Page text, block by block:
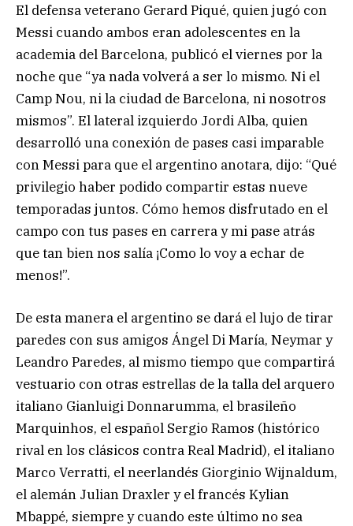
El defensa veterano Gerard Piqué, quien jugó con
Messi cuando ambos eran adolescentes en la
academia del Barcelona, publicó el viernes por la
noche que “ya nada volverá a ser lo mismo. Ni el
Camp Nou, ni la ciudad de Barcelona, ni nosotros
mismos”. El lateral izquierdo Jordi Alba, quien
desarrolló una conexión de pases casi imparable
con Messi para que el argentino anotara, dijo: “Qué
privilegio haber podido compartir estas nueve
temporadas juntos. Cómo hemos disfrutado en el
campo con tus pases en carrera y mi pase atrás
que tan bien nos salía ¡Como lo voy a echar de
menos!”.
De esta manera el argentino se dará el lujo de tirar
paredes con sus amigos Ángel Di María, Neymar y
Leandro Paredes, al mismo tiempo que compartirá
vestuario con otras estrellas de la talla del arquero
italiano Gianluigi Donnarumma, el brasileño
Marquinhos, el español Sergio Ramos (histórico
rival en los clásicos contra Real Madrid), el italiano
Marco Verratti, el neerlandés Giorginio Wijnaldum,
el alemán Julian Draxler y el francés Kylian
Mbappé, siempre y cuando este último no sea